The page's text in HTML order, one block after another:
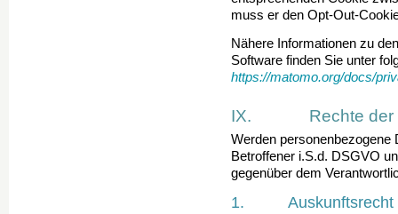
muss er den Opt-Out-
Nähere Informationen zu
Software finden Sie unter
https://matomo.org/docs/
IX. Rechte der
Werden personenbezogene
Betroffener i.S.d. DSGVO
gegenüber dem
1. Auskunftsrecht